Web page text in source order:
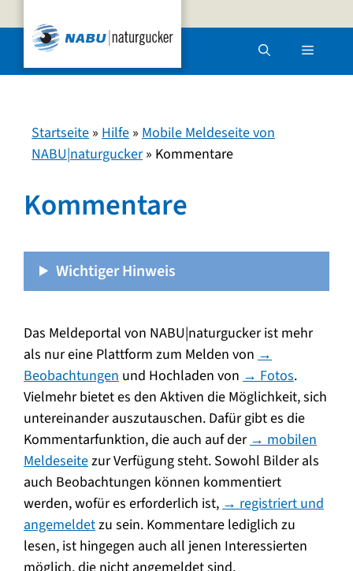
Inhalt
springen
Menü
Startseite » Hilfe » Mobile Meldeseite von
NABU|naturgucker» Kommentare
Kommentare
Wichtiger Hinweis
Das Meldeportal von NABU|naturgucker ist mehr
als nur eine Plattform zum Melden von →
Beobachtungen und Hochladen von → Fotos.
Vielmehr bietet es den Aktiven die Möglichkeit, sich
untereinander auszutauschen. Dafür gibt es die
Kommentarfunktion, die auch auf der→ mobilen
Meldeseitezur Verfügung steht. Sowohl Bilder als
auch Beobachtungen können kommentiert
werden, wofür es erforderlich ist,→ registriert und
angemeldetzu sein. Kommentare lediglich zu
lesen, ist hingegen auch all jenen Interessierten